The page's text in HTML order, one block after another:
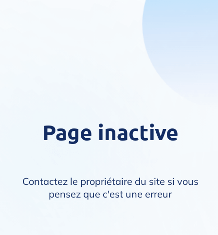
Page inactive
Contactez le propriétaire du site si vous
pensez que c'est une erreur